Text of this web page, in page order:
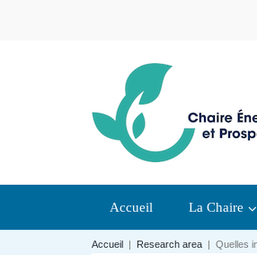
Accueil La Chaire
Accueil | Research area | Quelles